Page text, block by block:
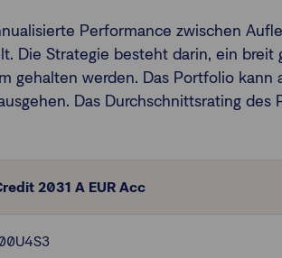
Performance zwischen
Die Strategie besteht darin, ein
gehalten werden. Das Portfolio
Das Durchschnittsrating
2031 A EUR Acc